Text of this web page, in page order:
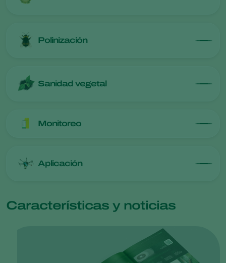
Polinización
Sanidad vegetal
Monitoreo
Aplicación
Características y noticias